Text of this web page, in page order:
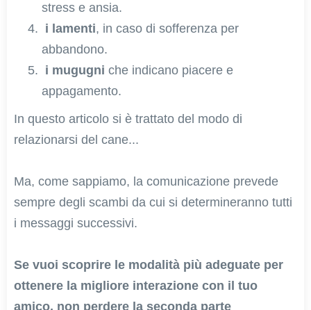
stress e ansia.
i lamenti, in caso di sofferenza per
abbandono.
i mugugni che indicano piacere e
appagamento.
In questo articolo si è trattato del modo di
relazionarsi del cane...
Ma, come sappiamo, la comunicazione prevede
sempre degli scambi da cui si determineranno tutti
i messaggi successivi.
Se vuoi scoprire le modalità più adeguate per
ottenere la migliore interazione con il tuo
amico, non perdere la seconda parte